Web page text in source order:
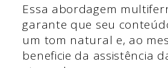
Essa abordagem
garante que seu
um tom natural e, ao
beneficie da assistência